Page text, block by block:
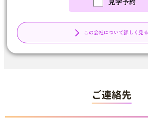
この会社について詳しく見る
ご連絡先